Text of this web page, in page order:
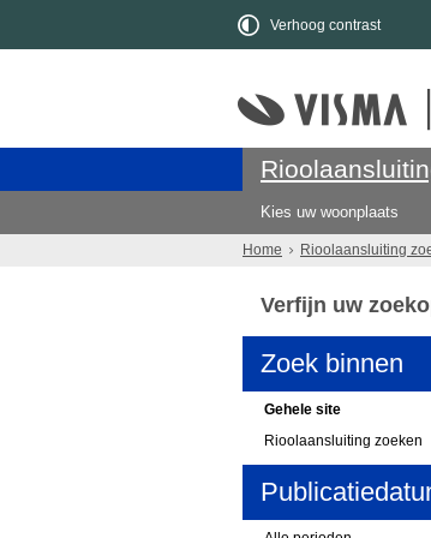
Verhoog contrast
Kies uw woonplaats
Home Rioolaansluiting
Verfijn uw
Zoek binnen
Gehele site
Rioolaansluiting zoeken